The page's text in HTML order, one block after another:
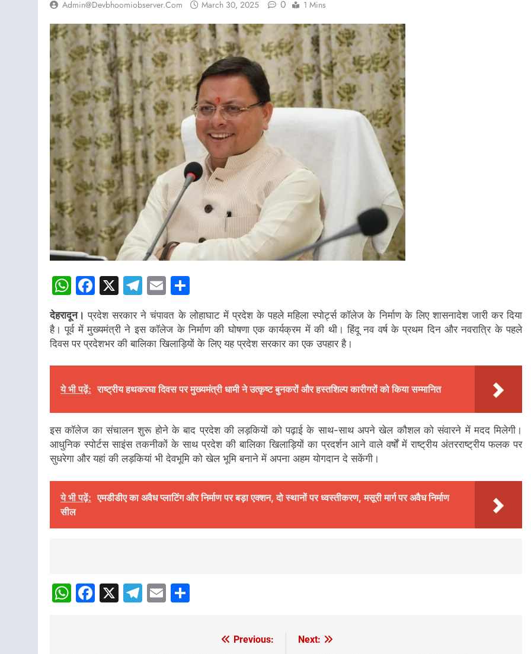
Admin@devbhoomiobserver.com March 30, 2025 0 1 Mins
WhatsApp
Facebook
X Telegram
Email
देहरादून। प्रदेश सरकार ने चंपावत के लोहाघाट में प्रदेश के पहले महिला स्पोर्ट्स कॉलेज के निर्माण के लिए शासनादेश जारी कर दिया
है। पूर्व में मुख्यमंत्री ने इस कॉलेज के निर्माण की घोषणा एक कार्यक्रम में की थी। हिंदू नव वर्ष के प्रथम दिन और नवरात्रि के पहले
दिवस पर प्रदेशभर की बालिका खिलाड़ियों के लिए यह प्रदेश सरकार का एक उपहार है।
ये भी पढ़ें: राष्ट्रीय हथकरघा दिवस पर मुख्यमंत्री धामी ने उत्कृष्ट बुनकरों और हस्तशिल्प कारीगरों को किया सम्मानित
इस कॉलेज का संचालन शुरू होने के बाद प्रदेश की लड़कियों को पढ़ाई के साथ-साथ अपने खेल कौशल को संवारने में मदद मिलेगी।
आधुनिक स्पोर्टस साइंस तकनीकों के साथ प्रदेश की बालिका खिलाड़ियों का प्रदर्शन आने वाले वर्षों में राष्ट्रीय अंतरराष्ट्रीय फलक पर
सुधरेगा और यहां की लड़कियां भी देवभूमि को खेल भूमि बनाने में अपना अहम योगदान दे सकेंगी।
ये भी पढ़ें: एमडीडीए का अवैध प्लाटिंग और निर्माण पर बड़ा एक्शन, दो स्थानों पर ध्वस्तीकरण, मसूरी मार्ग पर अवैध निर्माण
सील
Navigation
WhatsApp
Facebook
X Telegram
Email
Previous:
Next: